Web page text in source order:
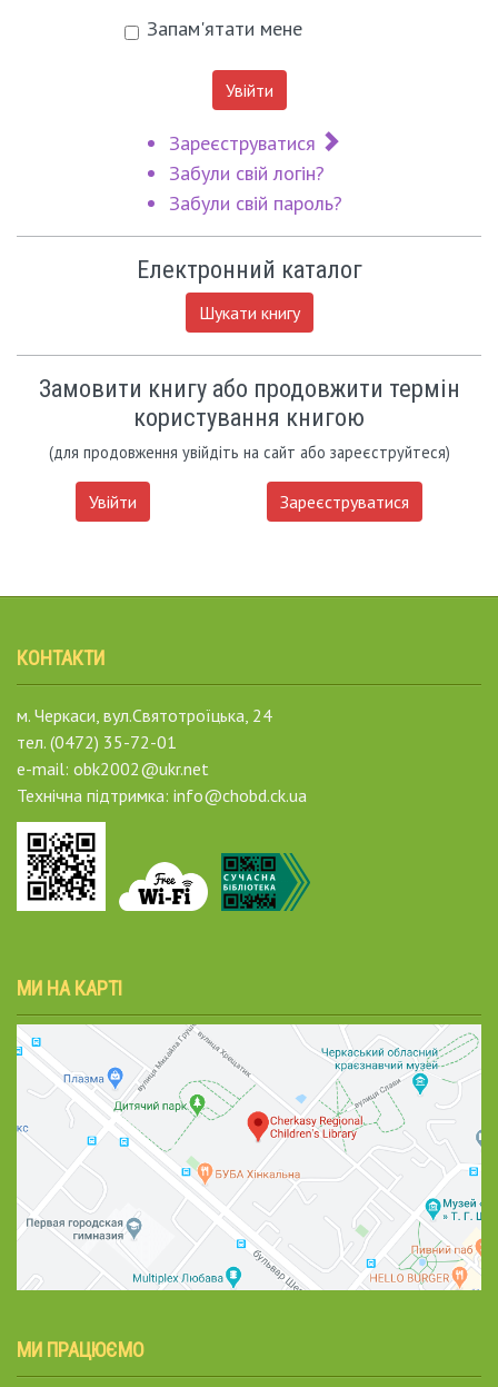
Запам'ятати мене
Увійти
Зареєструватися
Забули свій логін?
Забули свій пароль?
Електронний каталог
Шукати книгу
Замовити книгу або продовжити термін
користування книгою
(для продовження увійдіть на сайт або зареєструйтеся)
Увійти Зареєструватися
КОНТАКТИ
м. Черкаси, вул.Святотроїцька, 24
тел. (0472) 35-72-01
e-mail: obk2002@ukr.net
Технічна підтримка: info@chobd.ck.ua
МИ НА КАРТІ
МИ ПРАЦЮЄМО